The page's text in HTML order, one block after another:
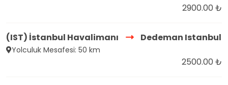
2900.00 ₺
(IST) İstanbul Havalimanı Dedeman Istanbul
Yolculuk Mesafesi: 50 km
2500.00 ₺